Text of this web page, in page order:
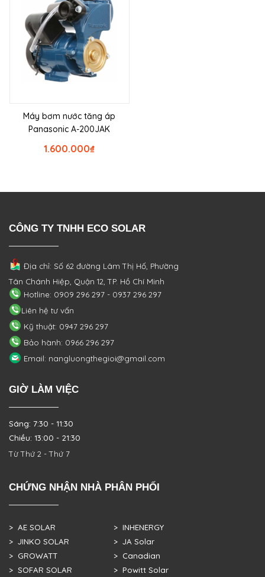
Máy bơm nước tăng áp
Panasonic A-200JAK
₫
1.600.000
CÔNG TY TNHH ECO SOLAR
Địa chỉ: Số 62 đường Lâm Thị Hố, Phường
Tân Chánh Hiệp, Quận 12, TP. Hồ Chí Minh
Hotline: 0909 296 297 - 0937 296 297
Liên hệ tư vấn
Kỹ thuật: 0947 296 297
Bảo hành: 0966 296 297
Email: nangluongthegioi@gmail.com
GIỜ LÀM VIỆC
Sáng: 7:30 - 11:30
Chiều: 13:00 - 21:30
Từ Thứ 2 - Thứ 7
CHỨNG NHẬN NHÀ PHÂN PHỐI
> AE SOLAR
> JINKO SOLAR
> GROWATT
> SOFAR SOLAR
> INHENERGY
> JA Solar
> Canadian
> Powitt Solar